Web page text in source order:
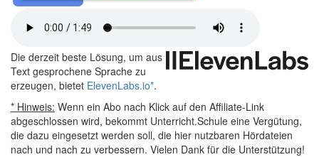
Die derzeit beste Lösung, um aus
Text gesprochene Sprache zu
erzeugen, bietet ElevenLabs.io*.
* Hinweis: Wenn ein Abo nach Klick auf den Affiliate-Link
abgeschlossen wird, bekommt Unterricht.Schule eine Vergütung,
die dazu eingesetzt werden soll, die hier nutzbaren Hördateien
nach und nach zu verbessern. Vielen Dank für die Unterstützung!